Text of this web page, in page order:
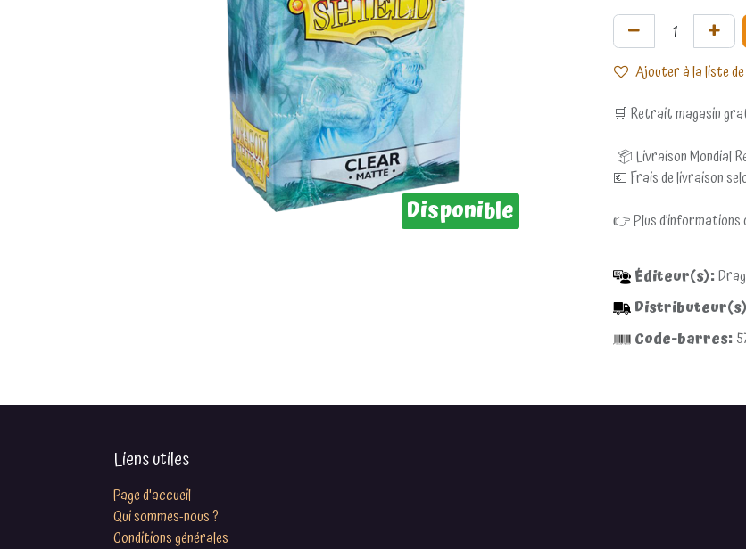
Disponible
Ajouter à la liste
🛒 Retrait magasin
📦 Livraison Mondial
💶 Frais de livraison
👉 Plus d’informations
Éditeur(s):
Code-barres:
Liens utiles
Page d'accueil
Qui sommes-nous ?
Conditions générales